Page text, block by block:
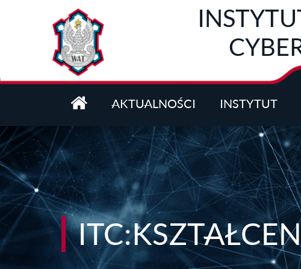
Przejdź do treści
AKTUALNOŚCI INSTYTUT